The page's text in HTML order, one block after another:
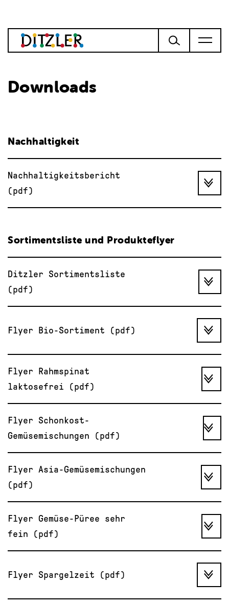
Downloads
Nachhaltigkeit
Nachhaltigkeitsbericht
(pdf)
Sortimentsliste und Produkteflyer
Ditzler Sortimentsliste
(pdf)
Flyer Bio-Sortiment (pdf)
Flyer Rahmspinat
laktosefrei (pdf)
Flyer Schonkost-
Gemüsemischungen (pdf)
Flyer Asia-Gemüsemischungen
(pdf)
Flyer Gemüse-Püree sehr
fein (pdf)
Flyer Spargelzeit (pdf)